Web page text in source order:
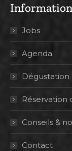
Jobs
Agenda
Dégustation
Réservation
Conseils &
Contact